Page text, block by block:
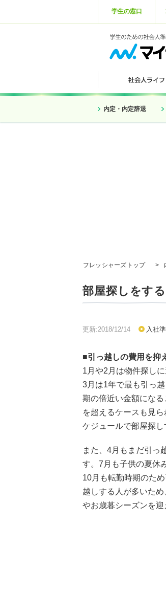
学生の窓口
内定・内定辞退
フレッシャーズトップ >
部屋探しをす
更新:2018/12/14 入社
■引っ越しの費用を抑
1月や2月は物件探し
3月は1年で最も引っ
期の倍近い金額にな
を超えるケースも見
ケジュールで部屋探し
また、4月もまだ引っ
す。7月も子供の夏休
10月も転勤時期のた
越しする人が多いた
やお歳暮シーズンを迎